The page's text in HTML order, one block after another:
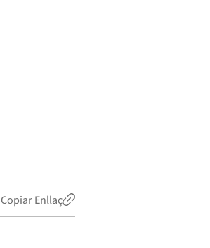
Copiar Enllaç